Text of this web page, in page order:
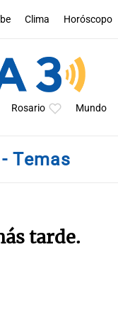
Clima Horóscopo
Rosario Mundo
Temas
tarde.